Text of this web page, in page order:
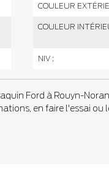
COULEUR
COULEUR
NIV :
Ford à Rouyn-
en faire l'essai ou